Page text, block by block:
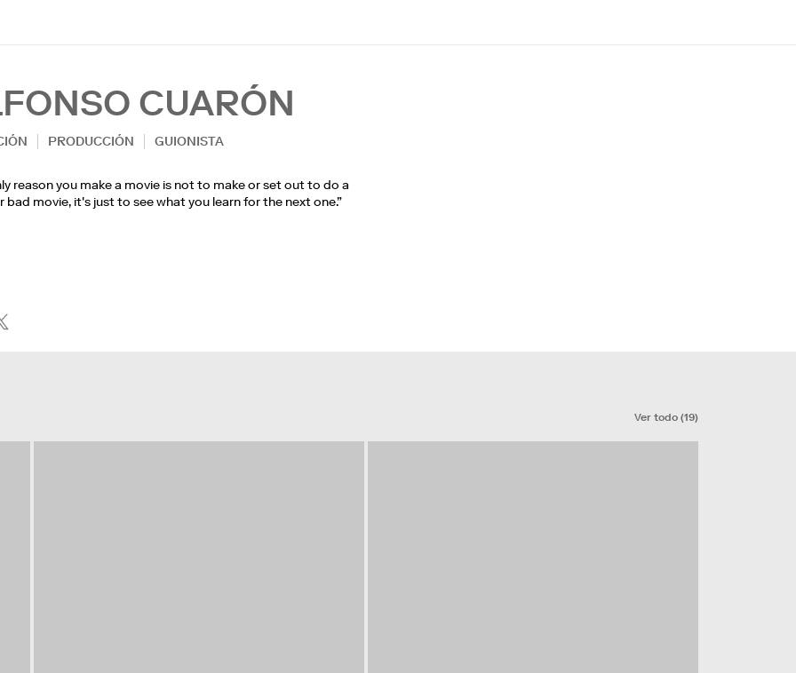
CUARÓN
PRODUCCIÓN GUIONISTA
reason you make a movie is not to make or set out to do a
bad movie, it's just to see what you learn for the next one.”
Ver todo (19)